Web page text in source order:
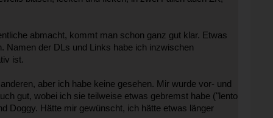
abmacht, kommt man schon ganz gut klar. Etwas
Namen der DLs und Links habe ich inzwischen
ist.
aber ich habe keine gesehen. Mir wurde vor- und
gut, wobei ich sie teilweise etwas gebremst habe ("lento
Doggy. Hätte mir gewünscht, ich hätte etwas länger